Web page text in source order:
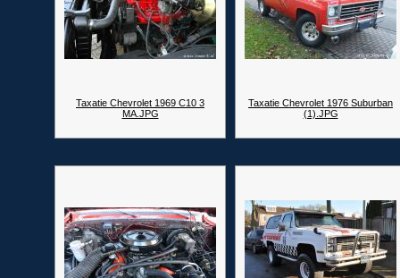
Taxatie Chevrolet 1969 C10 3
MA.JPG
Taxatie Chevrolet 1976 Suburban
(1).JPG